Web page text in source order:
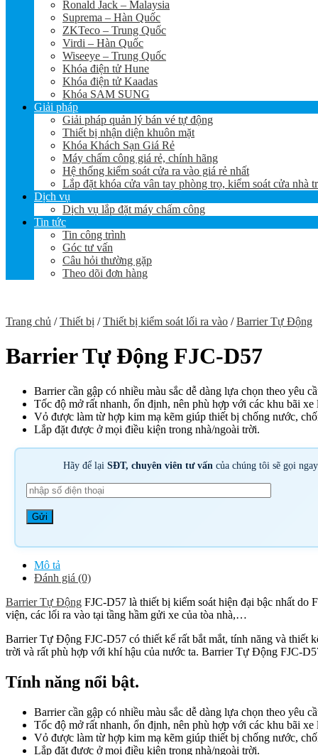
Ronald Jack – Malaysia
Suprema – Hàn Quốc
ZKTeco – Trung Quốc
Virdi – Hàn Quốc
Wiseeye – Trung Quốc
Khóa điện tử Hune
Khóa điện tử Kaadas
Khóa SAM SUNG
Giải pháp
Giải pháp quản lý bán vé tự động
Thiết bị nhận diện khuôn mặt
Khóa Khách Sạn Giá Rẻ
Máy chấm công giá rẻ, chính hãng
Hệ thống kiểm soát cửa ra vào giá rẻ nhất
Lắp đặt khóa cửa vân tay phòng trọ, kiểm soát cửa nhà
Dịch vụ
Dịch vụ lắp đặt máy chấm công
Tin tức
Tin công trình
Góc tư vấn
Câu hỏi thường gặp
Theo dõi đơn hàng
Trang chủ / Thiết bị / Thiết bị kiểm soát lối ra vào / Barrier Tự Động
Barrier Tự Động FJC-D57
Barrier cần gập có nhiều màu sắc dễ dàng lựa chọn theo yêu
Tốc độ mở rất nhanh, ổn định, nên phù hợp với các khu bãi
Vỏ được làm từ hợp kim mạ kẽm giúp thiết bị chống nước,
Lắp đặt được ở mọi điều kiện trong nhà/ngoài trời.
Hãy để lạiSĐT, chuyên viên tư vấncủa chúng tôi sẽ gọi
Mô tả
Đánh giá (0)
Barrier Tự Động FJC-D57 là thiết bị kiểm soát hiện đại bậc nhất do
viện, các lối ra vào tại tầng hầm gửi xe của tòa nhà,…
Barrier Tự Động FJC-D57 có thiết kế rất bắt mắt, tính năng và thiết
trời và rất phù hợp với khí hậu của nước ta. Barrier Tự Động FJC-
Tính năng nổi bật.
Barrier cần gập có nhiều màu sắc dễ dàng lựa chọn theo yêu
Tốc độ mở rất nhanh, ổn định, nên phù hợp với các khu bãi
Vỏ được làm từ hợp kim mạ kẽm giúp thiết bị chống nước,
Lắp đặt được ở mọi điều kiện trong nhà/ngoài trời.